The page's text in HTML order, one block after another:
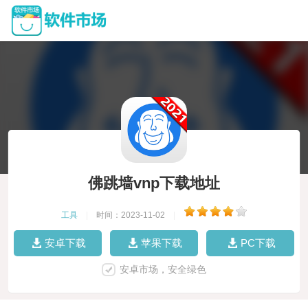
佛跳墙vnp下载地址
工具 时间：2023-11-02
安卓下载 苹果下载 PC下载
安卓市场，安全绿色